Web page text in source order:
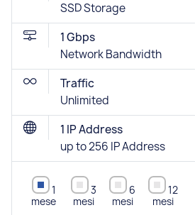
SSD Storage
1 Gbps
Network Bandwidth
Traffic
Unlimited
1 IP Address
up to 256 IP Address
1
mese
3
mesi
6
mesi
12
mesi